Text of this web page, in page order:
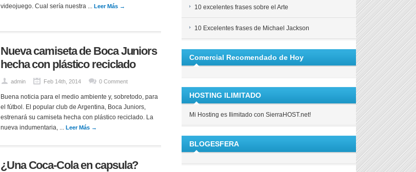
videojuego. Cual sería nuestra ... Leer Más →
Nueva camiseta de Boca Juniors
hecha con plástico reciclado
admin Feb 14th, 2014 0 Comment
Buena noticia para el medio ambiente y, sobretodo, para
el fútbol. El popular club de Argentina, Boca Juniors,
estrenará su camiseta hecha con plástico reciclado. La
nueva indumentaria, ... Leer Más →
¿Una Coca-Cola en capsula?
10 excelentes frases sobre el Arte
10 Excelentes frases de Michael Jackson
Comercial Recomendado de Hoy
HOSTING ILIMITADO
Mi Hosting es Ilimitado con SierraHOST.net!
BLOGESFERA